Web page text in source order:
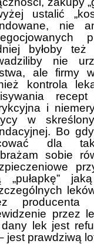
ustalić
nie
byłoby
nie
ale firmy
kontrola
i
w
Bo
dla
sobie
„pułapkę”
producenta
przez
lek jest
jest prawdziwą